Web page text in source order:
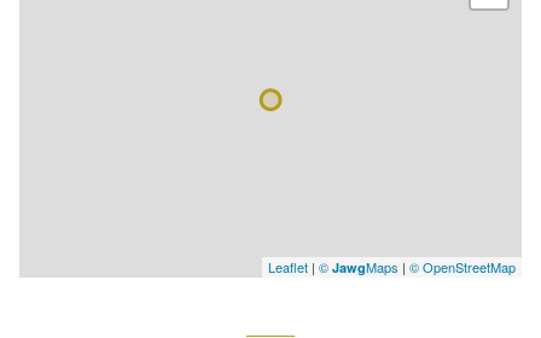
Leaflet | © JawgMaps | © OpenStreetMap